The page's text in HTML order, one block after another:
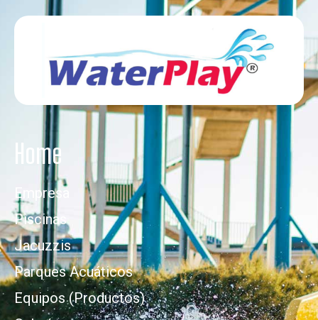
Home
Empresa
Piscinas
Jacuzzis
Parques Acuáticos
Equipos (Productos)